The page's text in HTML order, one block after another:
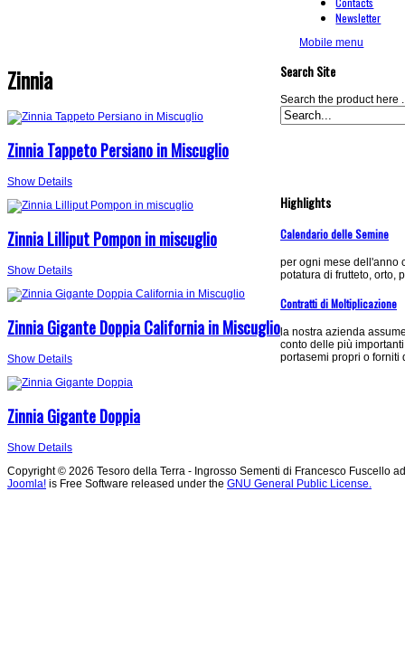
Newsletter
Mobile menu
Zinnia
Zinnia Tappeto Persiano in Miscuglio
Show Details
Zinnia Lilliput Pompon in miscuglio
Show Details
Zinnia Gigante Doppia California in Miscuglio
Show Details
Zinnia Gigante Doppia
Show Details
Search Site
Search the product here
Highlights
Calendario delle Semine
per ogni mese dell'anno
potatura di frutteto, orto,
Contratti di Moltiplicazione
la nostra azienda
conto delle più
portasemi propri o forniti
Copyright © 2026 Tesoro della Terra - Ingrosso Sementi di Francesco Fuscello
Joomla! is Free Software released under the GNU General Public License.